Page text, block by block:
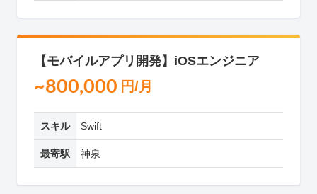
【モバイルアプリ開発】iOSエンジニア
~800,000 円/月
スキル Swift
最寄駅 神泉